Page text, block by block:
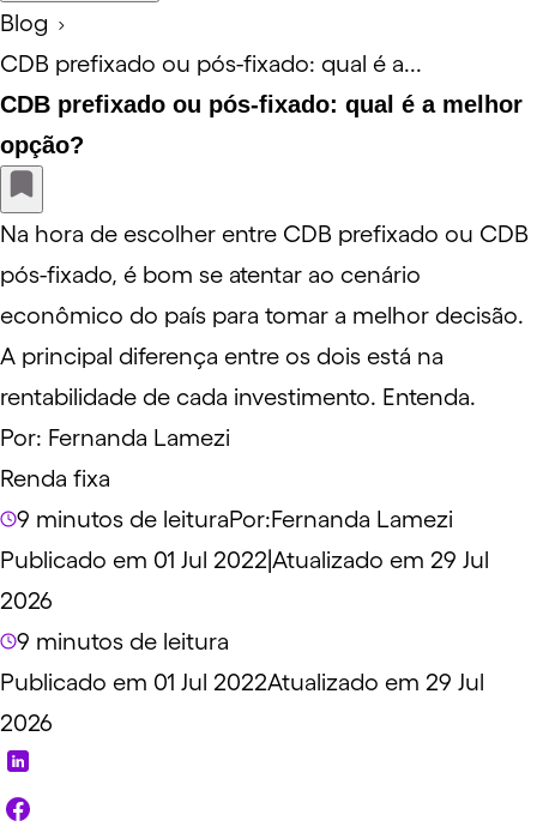
Blog
CDB prefixado ou pós-fixado: qual é a...
CDB prefixado ou pós-fixado: qual é a melhor
opção?
Na hora de escolher entre CDB prefixado ou CDB
pós-fixado, é bom se atentar ao cenário
econômico do país para tomar a melhor decisão.
A principal diferença entre os dois está na
rentabilidade de cada investimento. Entenda.
Por: Fernanda Lamezi
Renda fixa
9 minutos de leituraPor:Fernanda Lamezi
Publicado em 01 Jul 2022 Atualizado em 29 Jul
2026
9 minutos de leitura
Publicado em 01 Jul 2022Atualizado em 29 Jul
2026